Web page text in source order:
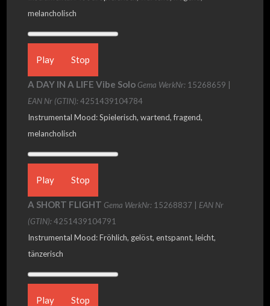
melancholisch
Play Stop
A DAY IN A LIFE Vibe Solo Gema WerkNr: 15268659 |
EAN Nr (GTIN):4251439104784
Instrumental Mood: Spielerisch, wartend, fragend,
melancholisch
Play Stop
A SHORT FLIGHT Gema WerkNr: 15268837 | EAN Nr
(GTIN):4251439104791
Instrumental Mood: Fröhlich, gelöst, entspannt, leicht,
tänzerisch
Play Stop